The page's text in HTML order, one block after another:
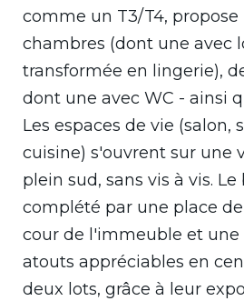
comme un T3/T4,
chambres (dont une avec
transformée en lingerie),
dont une avec WC - ainsi
Les espaces de vie (salon,
cuisine) s'ouvrent sur une
plein sud, sans vis à vis.
complété par une place
cour de l'immeuble et une
atouts appréciables en
deux lots, grâce à leur